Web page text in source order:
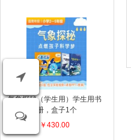
气象探秘（学生用）学生用书
2册，盒子1个
￥430.00